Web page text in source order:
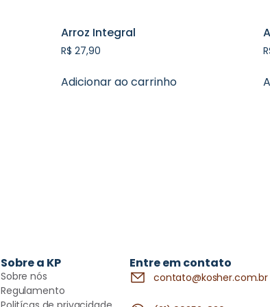
Arroz Integral
R$ 27,90
Adicionar ao carrinho
Sobre a KP
Sobre nós
Regulamento
Entre em contato
contato@kosher.com.br